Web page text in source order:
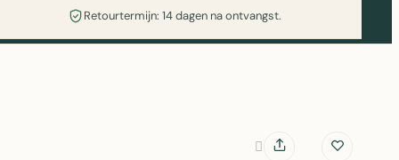
Retourtermijn: 14 dagen na ontvangst.